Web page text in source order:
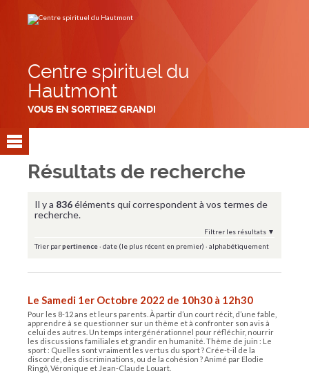
contenu.
Centre spirituel du
Hautmont
VOUS EN SORTIREZ GRANDI
Résultats de recherche
Il y a 836éléments qui correspondent à vos termes de
recherche.
Filtrer les résultats
Trier parpertinence· date (le plus récent en premier) · alphabétiquement
Le Samedi 1er Octobre 2022 de 10h30 à 12h30
Pour les 8-12 ans et leurs parents. À partir d’un court récit, d’une fable,
apprendre à se questionner sur un thème et à confronter son avis à
celui des autres. Un temps intergénérationnel pour réfléchir, nourrir
les discussions familiales et grandir en humanité. Thème de juin : Le
sport : Quelles sont vraiment les vertus du sport ? Crée-t-il de la
discorde, des discriminations, ou de la cohésion ? Animé par Elodie
Ringô, Véronique et Jean-Claude Louart.